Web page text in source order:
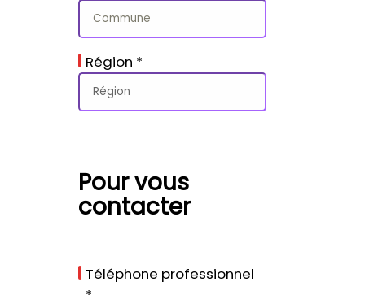
Région *
Pour vous
contacter
Téléphone professionnel
*